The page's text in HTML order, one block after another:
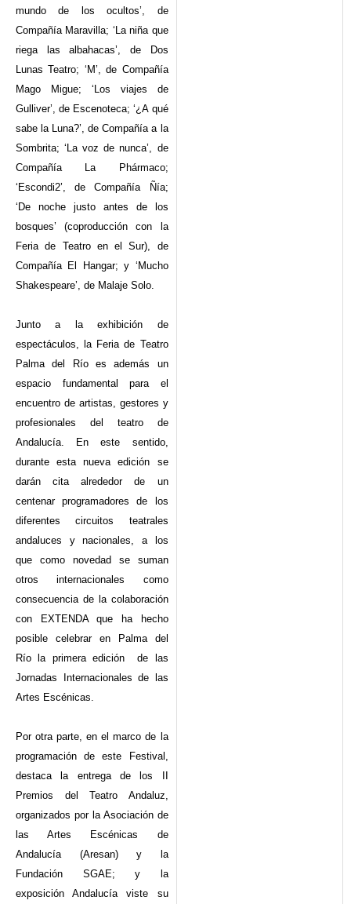
mundo de los ocultos’, de
Compañía Maravilla; ‘La niña que
riega las albahacas’, de Dos
Lunas Teatro; ‘M’, de Compañía
Mago Migue; ‘Los viajes de
Gulliver’, de Escenoteca; ‘¿A qué
sabe la Luna?’, de Compañía a la
Sombrita; ‘La voz de nunca’, de
Compañía La Phármaco;
‘Escondi2’, de Compañía Ñía;
‘De noche justo antes de los
bosques’ (coproducción con la
Feria de Teatro en el Sur), de
Compañía El Hangar; y ‘Mucho
Shakespeare’, de Malaje Solo.
Junto a la exhibición de
espectáculos, la Feria de Teatro
Palma del Río es además un
espacio fundamental para el
encuentro de artistas, gestores y
profesionales del teatro de
Andalucía. En este sentido,
durante esta nueva edición se
darán cita alrededor de un
centenar programadores de los
diferentes circuitos teatrales
andaluces y nacionales, a los
que como novedad se suman
otros internacionales como
consecuencia de la colaboración
con EXTENDA que ha hecho
posible celebrar en Palma del
Río la primera edición de las
Jornadas Internacionales de las
Artes Escénicas.
Por otra parte, en el marco de la
programación de este Festival,
destaca la entrega de los II
Premios del Teatro Andaluz,
organizados por la Asociación de
las Artes Escénicas de
Andalucía (Aresan) y la
Fundación SGAE; y la
exposición Andalucía viste su